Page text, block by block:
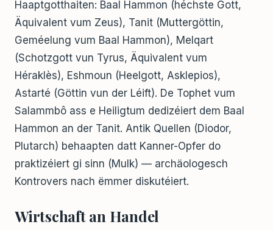
Haaptgotthaiten: Baal Hammon (héchste Gott,
Äquivalent vum Zeus), Tanit (Muttergöttin,
Geméelung vum Baal Hammon), Melqart
(Schotzgott vun Tyrus, Äquivalent vum
Héraklès), Eshmoun (Heelgott, Asklepios),
Astarté (Göttin vun der Léift). De Tophet vum
Salammbô ass e Heiligtum dedizéiert dem Baal
Hammon an der Tanit. Antik Quellen (Diodor,
Plutarch) behaapten datt Kanner-Opfer do
praktizéiert gi sinn (Mulk) — archäologesch
Kontrovers nach ëmmer diskutéiert.
Wirtschaft an Handel